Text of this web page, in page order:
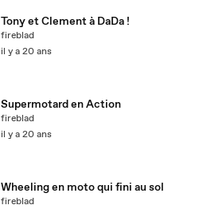
Tony et Clement à DaDa !
fireblad
il y a 20 ans
Supermotard en Action
fireblad
il y a 20 ans
Wheeling en moto qui fini au sol
fireblad